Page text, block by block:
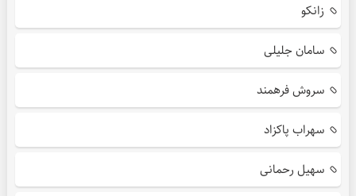
زانکو
سامان جلیلی
سروش فرهمند
سهراب پاکزاد
سهیل رحمانی